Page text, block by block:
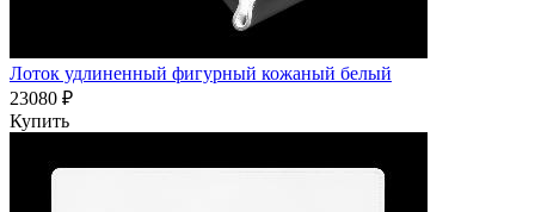
Лоток удлиненный фигурный кожаный белый
23080 ₽
Купить